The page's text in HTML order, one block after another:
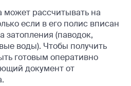
может рассчитывать на
если в его полис вписан
затопления (паводок,
воды). Чтобы получить
готовым оперативно
документ от